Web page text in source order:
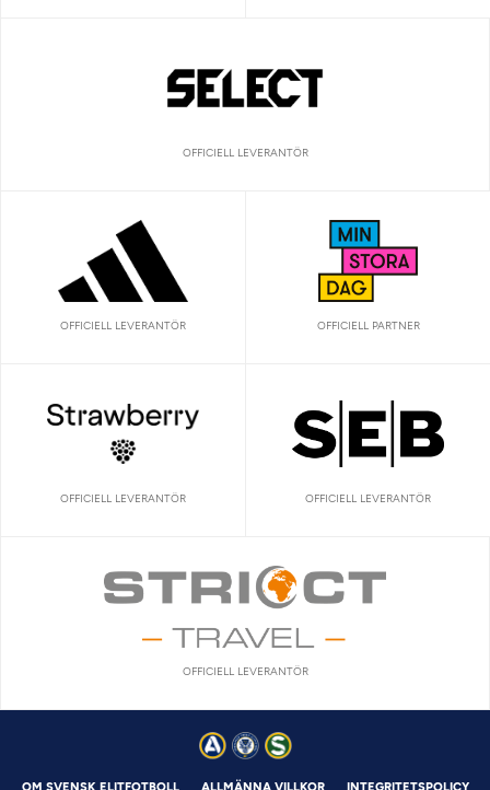
OFFICIELL LEVERANTÖR
OFFICIELL LEVERANTÖR OFFICIELL PARTNER
OFFICIELL LEVERANTÖR OFFICIELL LEVERANTÖR
OFFICIELL LEVERANTÖR
OM SVENSK ELITFOTBOLL ALLMÄNNA VILLKOR INTEGRITETSPOLICY